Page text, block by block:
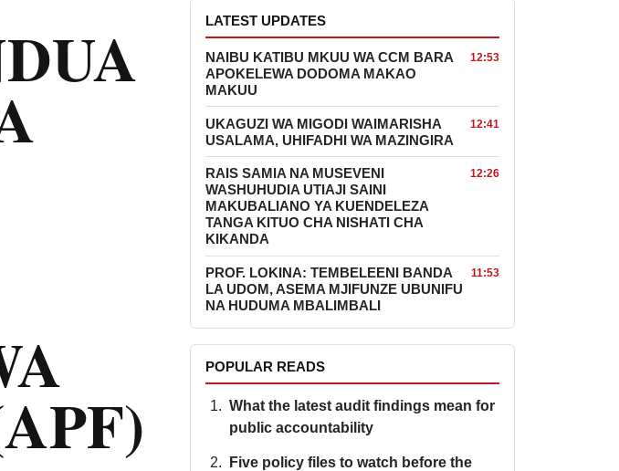
LATEST UPDATES
NAIBU KATIBU MKUU WA CCM BARA
APOKELEWA DODOMA MAKAO
MAKUU
12:53
UKAGUZI WA MIGODI WAIMARISHA
USALAMA, UHIFADHI WA MAZINGIRA
12:41
RAIS SAMIA NA MUSEVENI
WASHUHUDIA UTIAJI SAINI
MAKUBALIANO YA KUENDELEZA
TANGA KITUO CHA NISHATI CHA
KIKANDA
12:26
PROF. LOKINA: TEMBELEENI BANDA
LA UDOM, ASEMA MJIFUNZE UBUNIFU
NA HUDUMA MBALIMBALI
11:53
POPULAR READS
What the latest audit findings mean for
public accountability
Five policy files to watch before the